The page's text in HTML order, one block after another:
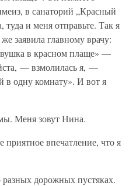
в санаторий „Красный
и меня отправьте. Так я
заявила главному врачу:
в красном плаще» —
— взмолилась я, —
в одну комнату». И вот я
Меня зовут Нина.
приятное впечатление, что я
дорожных пустяках.